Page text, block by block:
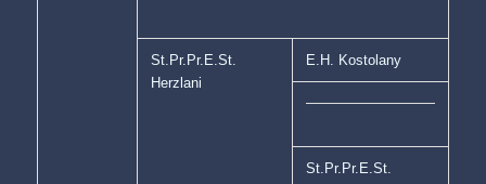
St.Pr.Pr.E.St.
Herzlani
E.H. Kostolany
St.Pr.Pr.E.St.